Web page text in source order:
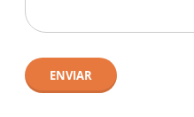
ENVIAR